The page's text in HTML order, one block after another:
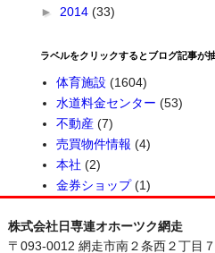
►2014(33)
ラベルをクリックするとブログ記事が
体育施設 (1604)
水道料金センター (53)
不動産 (7)
売買物件情報 (4)
本社 (2)
金券ショップ (1)
株式会社日専連オホーツク網走
〒093-0012 網走市南２条西２丁目